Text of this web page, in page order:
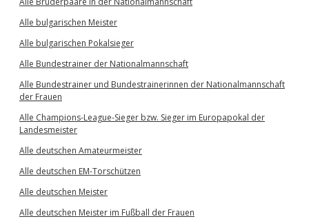
Alle bulgarischen Meister
Alle bulgarischen Pokalsieger
Alle Bundestrainer der Nationalmannschaft
Alle Bundestrainer und Bundestrainerinnen der Nationalmannschaft
der Frauen
Alle Champions-League-Sieger bzw. Sieger im Europapokal der
Landesmeister
Alle deutschen Amateurmeister
Alle deutschen EM-Torschützen
Alle deutschen Meister
Alle deutschen Meister im Fußball der Frauen